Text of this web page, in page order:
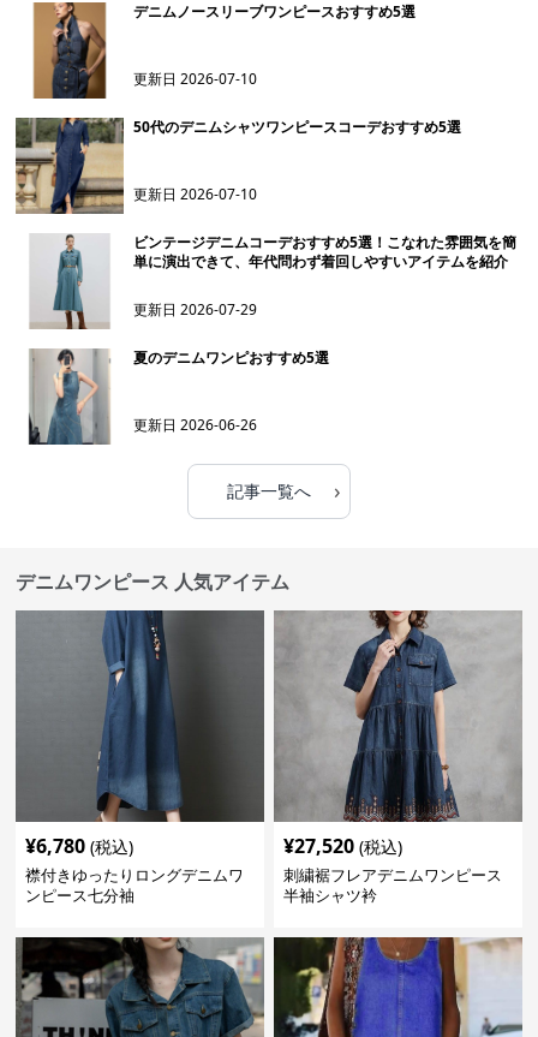
デニムノースリーブワンピースおすすめ5選
更新日2026-07-10
50代のデニムシャツワンピースコーデおすすめ5選
更新日2026-07-10
ビンテージデニムコーデおすすめ5選！こなれた雰囲気を簡
単に演出できて、年代問わず着回しやすいアイテムを紹介
更新日2026-07-29
夏のデニムワンピおすすめ5選
更新日2026-06-26
記事一覧へ ›
デニムワンピース 人気アイテム
¥6,780 (税込)
襟付きゆったりロングデニムワ
ンピース七分袖
¥27,520 (税込)
刺繍裾フレアデニムワンピース
半袖シャツ衿